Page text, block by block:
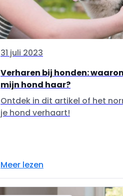
31 juli 2023
Verharen bij honden:
mijn hond haar?
Ontdek in dit artikel of het
je hond verhaart!
Meer lezen